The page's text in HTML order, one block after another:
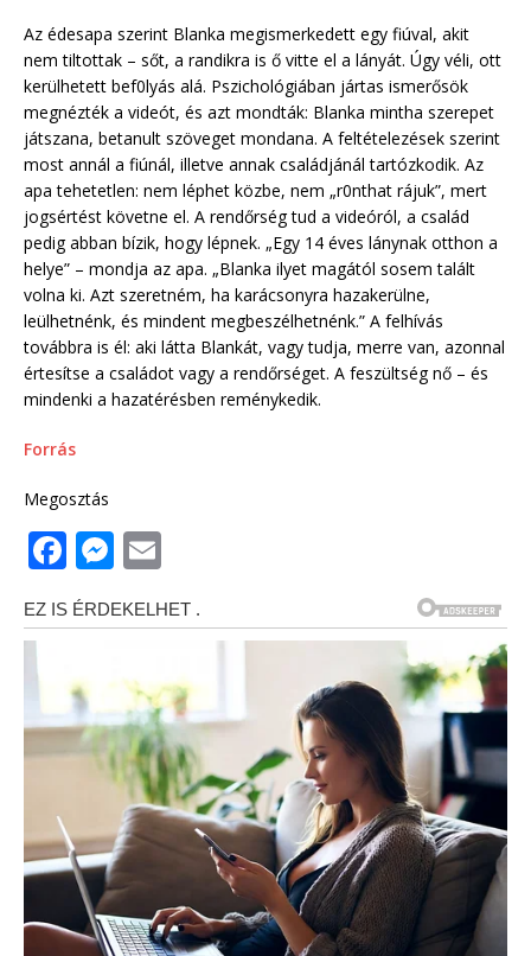
Az édesapa szerint Blanka megismerkedett egy fiúval, akit
nem tiltottak – sőt, a randikra is ő vitte el a lányát. Úgy véli, ott
kerülhetett bef0lyás alá. Pszichológiában jártas ismerősök
megnézték a videót, és azt mondták: Blanka mintha szerepet
játszana, betanult szöveget mondana. A feltételezések szerint
most annál a fiúnál, illetve annak családjánál tartózkodik. Az
apa tehetetlen: nem léphet közbe, nem „r0nthat rájuk”, mert
jogsértést követne el. A rendőrség tud a videóról, a család
pedig abban bízik, hogy lépnek. „Egy 14 éves lánynak otthon a
helye” – mondja az apa. „Blanka ilyet magától sosem talált
volna ki. Azt szeretném, ha karácsonyra hazakerülne,
leülhetnénk, és mindent megbeszélhetnénk.” A felhívás
továbbra is él: aki látta Blankát, vagy tudja, merre van, azonnal
értesítse a családot vagy a rendőrséget. A feszültség nő – és
mindenki a hazatérésben reménykedik.
Forrás
Megosztás
F
a
c
b
o
M
ss
n
g
e
r
ai